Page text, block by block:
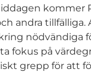
kommer
andra
nödvändiga
fokus på
grepp för att